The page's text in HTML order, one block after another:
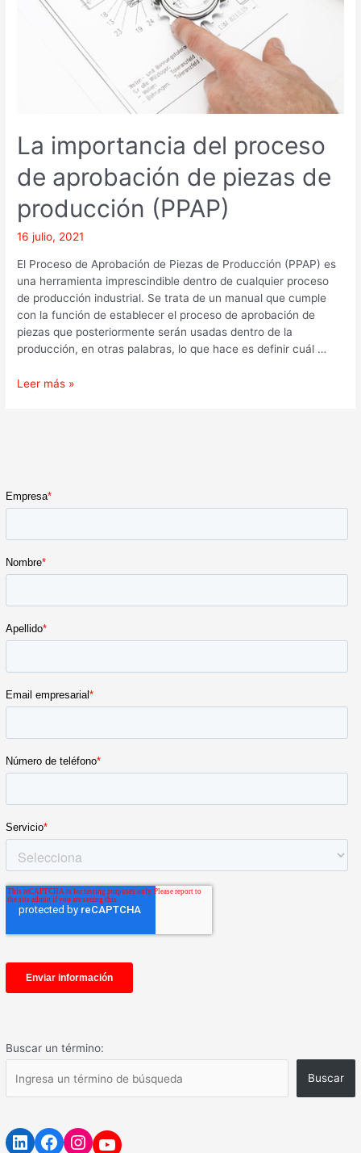
Buscar un término:
Buscar
La importancia del proceso
de aprobación de piezas de
producción (PPAP)
16 julio, 2021
El Proceso de Aprobación de Piezas de Producción (PPAP) es
una herramienta imprescindible dentro de cualquier proceso
de producción industrial. Se trata de un manual que cumple
con la función de establecer el proceso de aprobación de
piezas que posteriormente serán usadas dentro de la
producción, en otras palabras, lo que hace es definir cuál …
Leer más »